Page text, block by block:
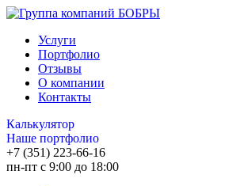
Услуги
Портфолио
Отзывы
О компании
Контакты
Калькулятор
Наше портфолио
+7 (351) 223-66-16
пн-пт с 9:00 до 18:00